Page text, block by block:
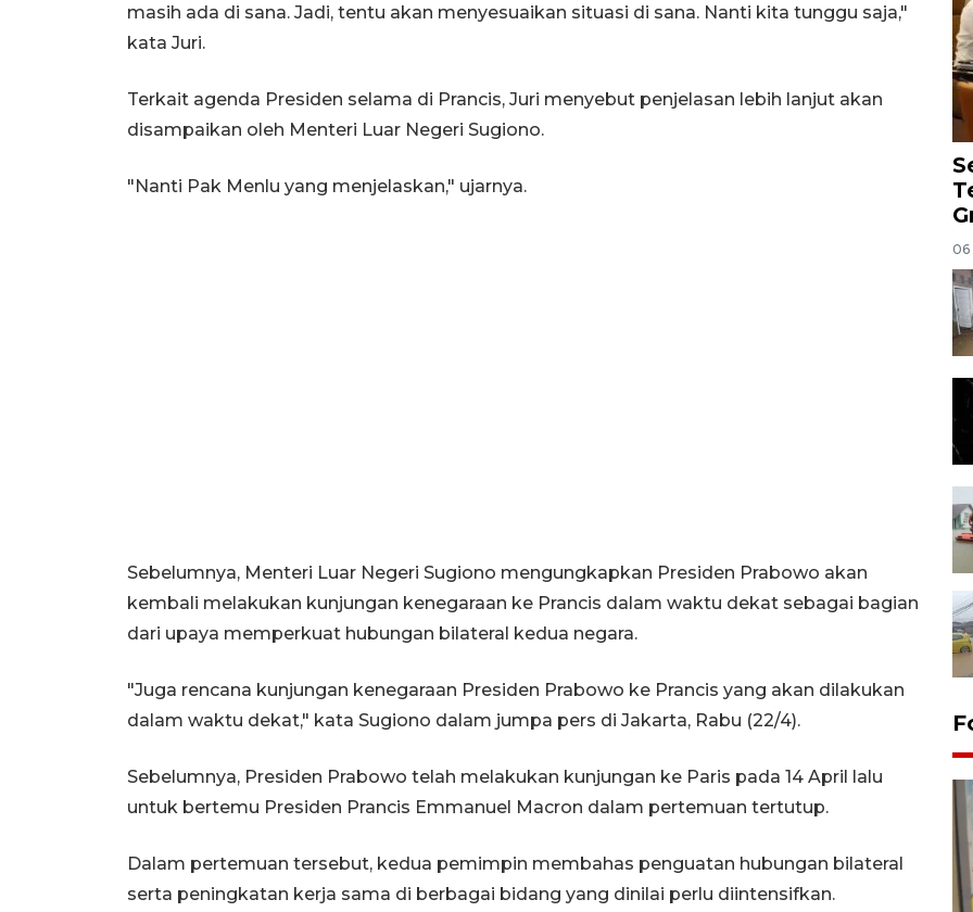
masih ada di sana. Jadi, tentu akan menyesuaikan situasi di sana. Nanti kita tunggu saja,"
kata Juri.
Terkait agenda Presiden selama di Prancis, Juri menyebut penjelasan lebih lanjut akan
disampaikan oleh Menteri Luar Negeri Sugiono.
"Nanti Pak Menlu yang menjelaskan," ujarnya.
Sebelumnya, Menteri Luar Negeri Sugiono mengungkapkan Presiden Prabowo akan
kembali melakukan kunjungan kenegaraan ke Prancis dalam waktu dekat sebagai bagian
dari upaya memperkuat hubungan bilateral kedua negara.
"Juga rencana kunjungan kenegaraan Presiden Prabowo ke Prancis yang akan dilakukan
dalam waktu dekat," kata Sugiono dalam jumpa pers di Jakarta, Rabu (22/4).
Sebelumnya, Presiden Prabowo telah melakukan kunjungan ke Paris pada 14 April lalu
untuk bertemu Presiden Prancis Emmanuel Macron dalam pertemuan tertutup.
Dalam pertemuan tersebut, kedua pemimpin membahas penguatan hubungan bilateral
serta peningkatan kerja sama di berbagai bidang yang dinilai perlu diintensifkan.
06